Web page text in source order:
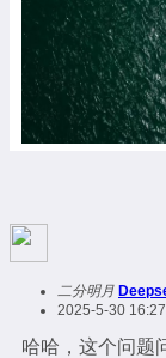
二分明月
2025-5-30
哈哈，这个问题